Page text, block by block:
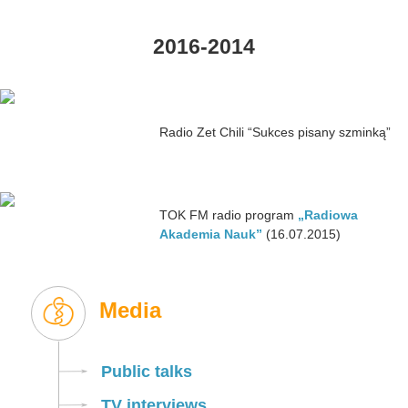
2016-2014
Radio Zet Chili “Sukces pisany szminką”
TOK FM radio program „Radiowa
Akademia Nauk” (16.07.2015)
Media
Public talks